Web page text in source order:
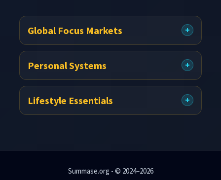
Global Focus Markets
Personal Systems
Lifestyle Essentials
Summase.org - © 2024–2026